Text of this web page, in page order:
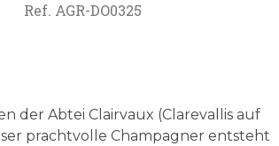
Ref. AGR-DO0325
der Abtei Clairvaux (Clarevallis auf
prachtvolle Champagner entsteht